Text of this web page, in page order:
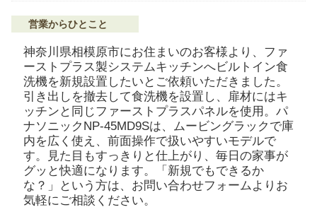
営業からひとこと
神奈川県相模原市にお住まいのお客様より、ファ
ーストプラス製システムキッチンへビルトイン食
洗機を新規設置したいとご依頼いただきました。
引き出しを撤去して食洗機を設置し、扉材にはキ
ッチンと同じファーストプラスパネルを使用。パ
ナソニックNP-45MD9Sは、ムービングラックで庫
内を広く使え、前面操作で扱いやすいモデルで
す。見た目もすっきりと仕上がり、毎日の家事が
グッと快適になります。「新規でもできるか
な？」という方は、お問い合わせフォームよりお
気軽にご相談ください。